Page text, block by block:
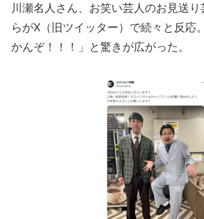
川瀬名人さん、お笑い芸人のお見送
らがX（旧ツイッター）で続々と反応
かんぞ！！！」と驚きが広がった。